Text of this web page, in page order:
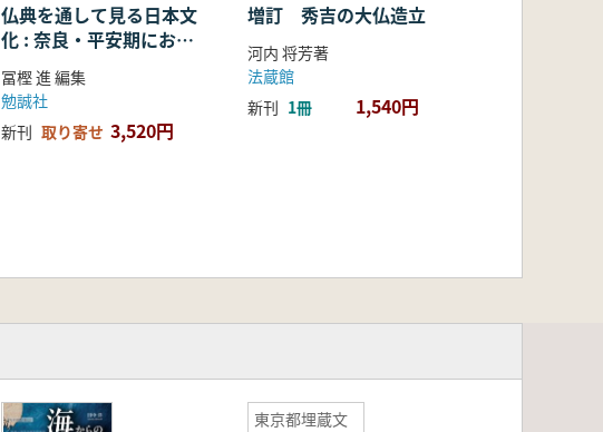
仏典を通して見る日本文
化 : 奈良・平安期におけ
る仏教の受容・融合・展
開
冨樫 進 編集
勉誠社
新刊 取り寄せ 3,520円
増訂 秀吉の大仏造立
河内 将芳著
法蔵館
新刊 1冊 1,540円
東京都埋蔵文